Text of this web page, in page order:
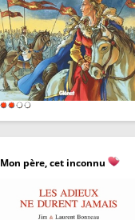
Mon père, cet inconnu